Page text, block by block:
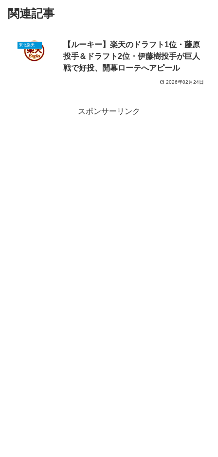
関連記事
東北楽天ルーキーニュース
【ルーキー】楽天のドラフト1位・藤原
投手＆ドラフト2位・伊藤樹投手が巨人
戦で好投、開幕ローテへアピール
2026年02月24日
スポンサーリンク